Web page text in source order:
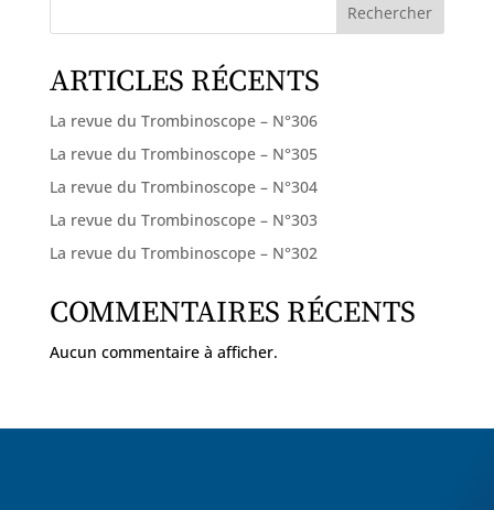
Rechercher
ARTICLES RÉCENTS
La revue du Trombinoscope – N°306
La revue du Trombinoscope – N°305
La revue du Trombinoscope – N°304
La revue du Trombinoscope – N°303
La revue du Trombinoscope – N°302
COMMENTAIRES RÉCENTS
Aucun commentaire à afficher.